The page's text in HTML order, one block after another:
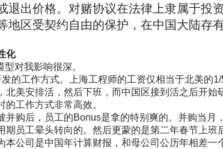
退出价格。对赌协议在法律上隶属于投
地区受契约自由的保护，在中国大陆存有
化
型对我影响很深。
的工作方式。上海工程师的工资仅相当于北美的
北美安排活，然后下班，而中国区接到活之后开始
工作方式非常高效。
并购后，员工的Bonus是拿的特别爽的。并购当月
期员工晕头转向的。然后更蒙的是第二年春节上班
本公司是中国年计算财报，和母公司公历年相差一